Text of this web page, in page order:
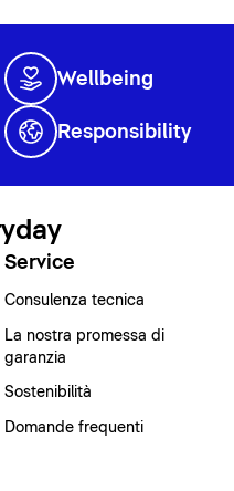
Wellbeing
Responsibility
Service
Consulenza tecnica
La nostra promessa di
garanzia
Sostenibilità
Domande frequenti